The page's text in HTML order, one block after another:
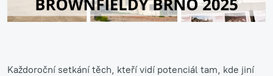
Každoroční setkání těch, kteří vidí potenciál tam, kde jiní